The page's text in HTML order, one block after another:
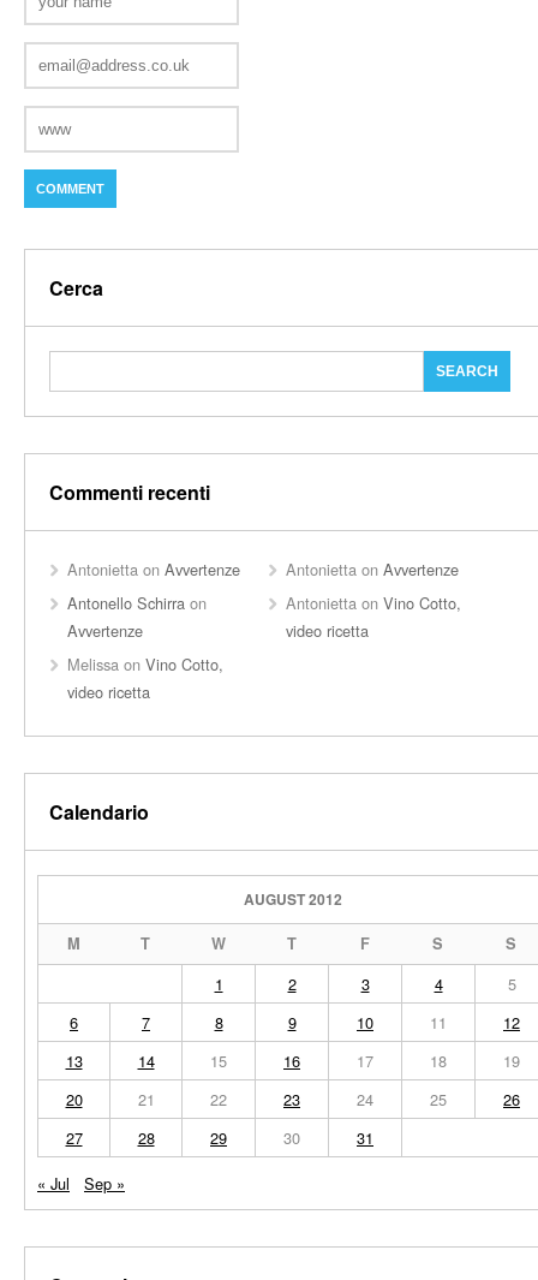
Cerca
Commenti recenti
Antonietta on Avvertenze Antonietta onAvvertenze
Antonello Schirra on
Avvertenze
Antonietta onVino Cotto,
video ricetta
Melissa on Vino Cotto,
video ricetta
Calendario
AUGUST 2012
M T W T F S S
1 2 3 4
5
6
7 8 9 10 11
12
13
14 15 16 17 18
19
20
21 22 23 24 25
26
27
28 29 30
31
« Jul
Sep »